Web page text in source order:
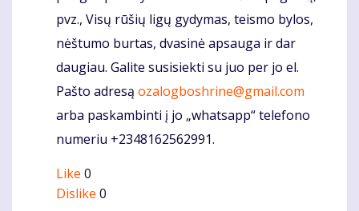
pvz., Visų rūšių ligų gydymas, teismo bylos,
nėštumo burtas, dvasinė apsauga ir dar
daugiau. Galite susisiekti su juo per jo el.
Pašto adresą ozalogboshrine@gmail.com
arba paskambinti į jo „whatsapp“ telefono
numeriu +2348162562991.
Like 0
Dislike 0